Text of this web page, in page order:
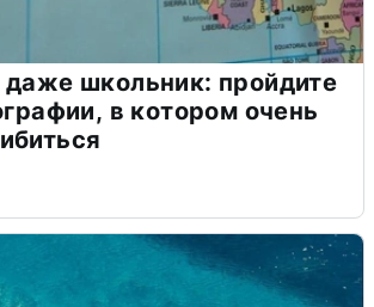
даже школьник: пройдите
в котором очень